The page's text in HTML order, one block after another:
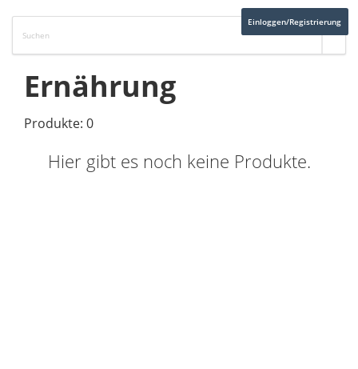
Einloggen/Registrierung
Ernährung
Produkte: 0
Hier gibt es noch keine Produkte.